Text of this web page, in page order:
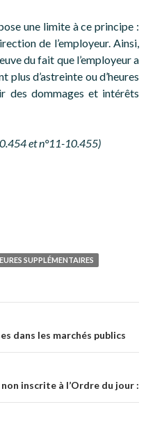
une limite à ce principe :
de l’employeur. Ainsi,
du fait que l’employeur a
plus d’astreinte ou d’heures
des dommages et intérêts
et n°11-10.455)
SUPPLÉMENTAIRES
dans les marchés publics
inscrite à l’Ordre du jour :